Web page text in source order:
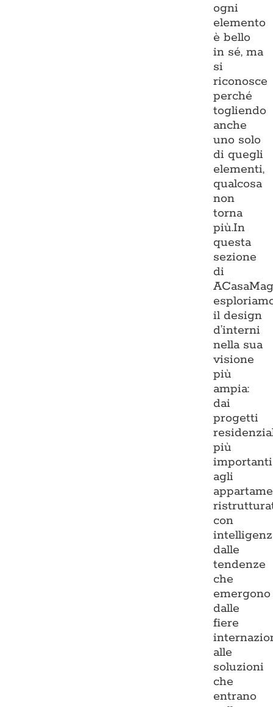
ogni
elemento
è bello
in sé, ma
si
riconosce
perché
togliendo
anche
uno solo
di quegli
elementi,
qualcosa
non
torna
più.In
questa
sezione
di
il design
d’interni
nella sua
visione
più
ampia:
dai
progetti
più
importanti
agli
con
dalle
tendenze
che
emergono
dalle
fiere
alle
soluzioni
che
entrano